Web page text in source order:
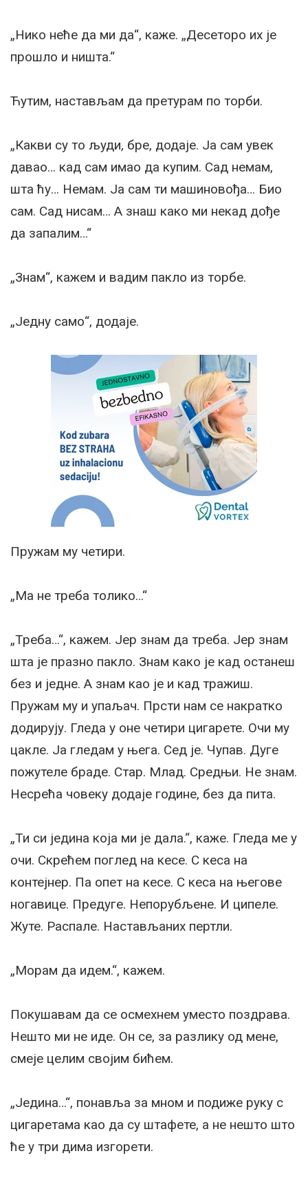
„Нико неће да ми да“, каже. „Десеторо их је
прошло и ништа.“
Ћутим, настављам да претурам по торби.
„Какви су то људи, бре, додаје. Ја сам увек
давао… кад сам имао да купим. Сад немам,
шта ћу… Немам. Ја сам ти машиновођа… Био
сам. Сад нисам… А знаш како ми некад дође
да запалим…“
„Знам“, кажем и вадим пакло из торбе.
„Једну само“, додаје.
Пружам му четири.
„Ма не треба толико…“
„Треба…“, кажем. Јер знам да треба. Јер знам
шта је празно пакло. Знам како је кад останеш
без и једне. А знам као је и кад тражиш.
Пружам му и упаљач. Прсти нам се накратко
додирују. Гледа у оне четири цигарете. Очи му
цакле. Ја гледам у њега. Сед је. Чупав. Дуге
пожутеле браде. Стар. Млад. Средњи. Не знам.
Несрећа човеку додаје године, без да пита.
„Ти си једина која ми је дала.“, каже. Гледа ме у
очи. Скрећем поглед на кесе. С кеса на
контејнер. Па опет на кесе. С кеса на његове
ногавице. Предуге. Непорубљене. И ципеле.
Жуте. Распале. Настављаних пертли.
„Морам да идем.“, кажем.
Покушавам да се осмехнем уместо поздрава.
Нешто ми не иде. Он се, за разлику од мене,
смеје целим својим бићем.
„Једина…“, понавља за мном и подиже руку с
цигаретама као да су штафете, а не нешто што
ће у три дима изгорети.